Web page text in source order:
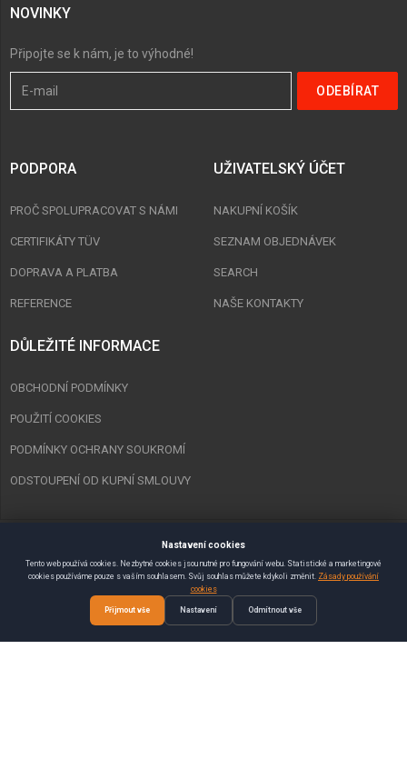
NOVINKY
Připojte se k nám, je to výhodné!
PODPORA
PROČ SPOLUPRACOVAT S NÁMI
CERTIFIKÁTY TÜV
DOPRAVA A PLATBA
REFERENCE
UŽIVATELSKÝ ÚČET
NAKUPNÍ KOŠÍK
SEZNAM OBJEDNÁVEK
SEARCH
NAŠE KONTAKTY
DŮLEŽITÉ INFORMACE
OBCHODNÍ PODMÍNKY
POUŽITÍ COOKIES
PODMÍNKY OCHRANY SOUKROMÍ
ODSTOUPENÍ OD KUPNÍ SMLOUVY
Copyright © 2023 Spurt Zlín s.r.o. Všechna práva vyhrazena.
VytvořilSEMAKIN.CZ:: E-shopy & Weby
Nastavení cookies
Tento web používá cookies. Nezbytné cookies jsou nutné pro fungování webu. Statistické a marketingové
cookies používáme pouze s vaším souhlasem. Svůj souhlas můžete kdykoli změnit. Zásady používání
cookies
Přijmout vše Nastavení Odmítnout vše